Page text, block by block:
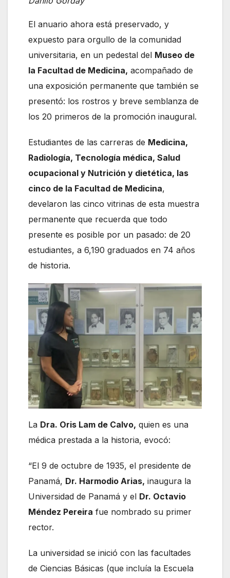
El anuario ahora está preservado, y
expuesto para orgullo de la comunidad
universitaria, en un pedestal del Museo de
la Facultad de Medicina, acompañado de
una exposición permanente que también se
presentó: los rostros y breve semblanza de
los 20 primeros de la promoción inaugural.
Estudiantes de las carreras de Medicina,
Radiología, Tecnología médica, Salud
ocupacional y Nutrición y dietética, las
cinco de la Facultad de Medicina,
develaron las cinco vitrinas de esta muestra
permanente que recuerda que todo
presente es posible por un pasado: de 20
estudiantes, a 6,190 graduados en 74 años
de historia.
La Dra. Oris Lam de Calvo, quien es una
médica prestada a la historia, evocó:
“El 9 de octubre de 1935, el presidente de
Panamá, Dr. Harmodio Arias, inaugura la
Universidad de Panamá y el Dr. Octavio
Méndez Pereira fue nombrado su primer
rector.
La universidad se inició con las facultades
de Ciencias Básicas (que incluía la Escuela